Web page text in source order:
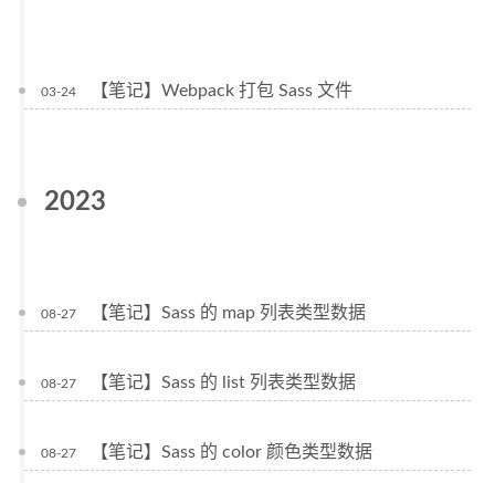
03-24 【笔记】Webpack 打包 Sass 文件
2023
08-27 【笔记】Sass 的 map 列表类型数据
08-27 【笔记】Sass 的 list 列表类型数据
08-27 【笔记】Sass 的 color 颜色类型数据